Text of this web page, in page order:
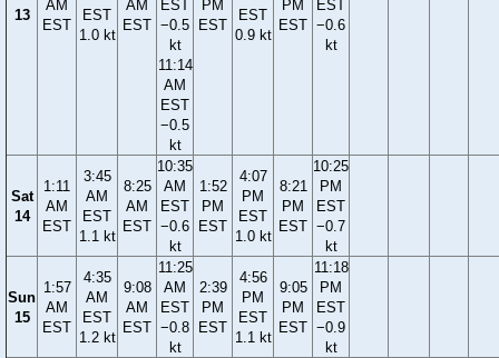
13
AM
EST
EST
1.0 kt
AM
EST
EST
−0.5
kt
11:14
AM
EST
−0.5
kt
PM
EST
EST
0.9 kt
PM
EST
EST
−0.6
kt
Sat
14
1:11
AM
EST
3:45
AM
EST
1.1 kt
8:25
AM
EST
10:35
AM
EST
−0.6
kt
1:52
PM
EST
4:07
PM
EST
1.0 kt
8:21
PM
EST
10:25
PM
EST
−0.7
kt
Sun
15
1:57
AM
EST
4:35
AM
EST
1.2 kt
9:08
AM
EST
11:25
AM
EST
−0.8
kt
2:39
PM
EST
4:56
PM
EST
1.1 kt
9:05
PM
EST
11:18
PM
EST
−0.9
kt